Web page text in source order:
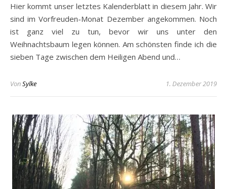
Hier kommt unser letztes Kalenderblatt in diesem Jahr. Wir
sind im Vorfreuden-Monat Dezember angekommen. Noch
ist ganz viel zu tun, bevor wir uns unter den
Weihnachtsbaum legen können. Am schönsten finde ich die
sieben Tage zwischen dem Heiligen Abend und…
VonSylke 1. Dezember 2019